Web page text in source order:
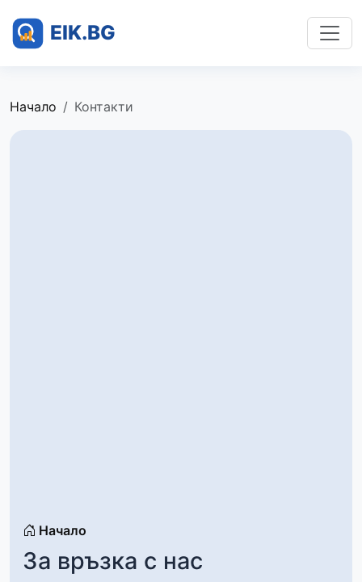
Начало Контакти
Начало
За връзка с нас